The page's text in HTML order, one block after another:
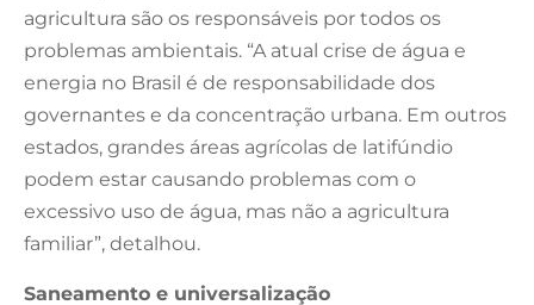
agricultura são os responsáveis por todos os
problemas ambientais. “A atual crise de água e
energia no Brasil é de responsabilidade dos
governantes e da concentração urbana. Em outros
estados, grandes áreas agrícolas de latifúndio
podem estar causando problemas com o
excessivo uso de água, mas não a agricultura
familiar”, detalhou.
Saneamento e universalização